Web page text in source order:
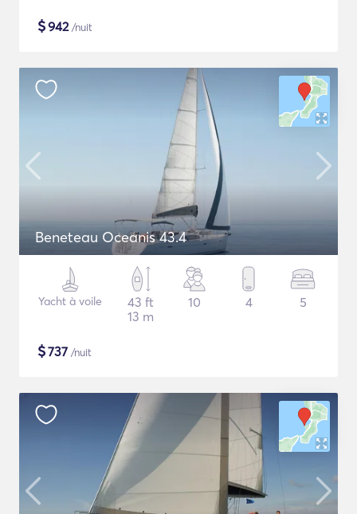
$942/nuit
Beneteau Oceanis 43.4
Yacht à voile
43 ft
13 m
10 4 5
$737 /nuit